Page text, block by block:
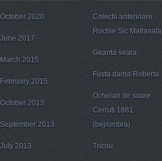
October 2020
June 2017
March 2015
February 2015
October 2013
September 2013
July 2013
Colectii anterioare
Rochie Sic Matlasata
Geanta seara
Fusta dama Roberta
Ochelari de soare
Cerruti 1881
(bej/umbra)
Tricou